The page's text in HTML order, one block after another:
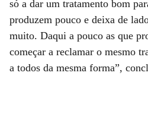
só a dar um tratamento bom
produzem pouco e deixa de
muito. Daqui a pouco as que
começar a reclamar o mesmo
a todos da mesma forma”,